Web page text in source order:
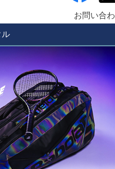
お問い合
ル